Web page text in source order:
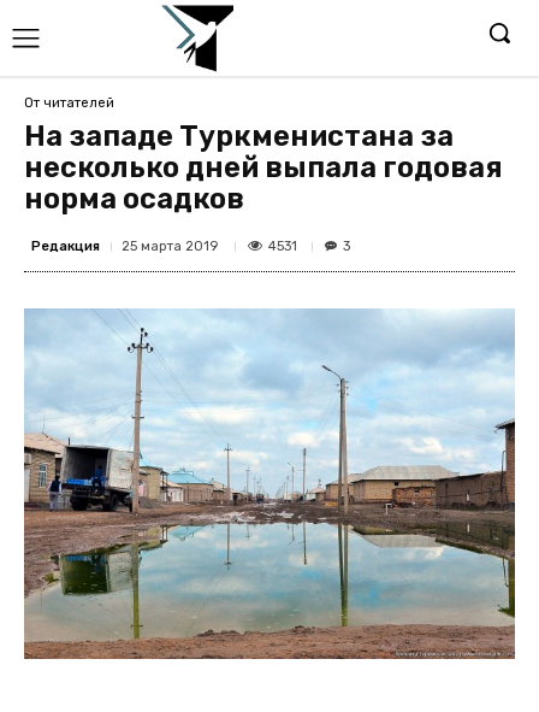
От читателей
На западе Туркменистана за
несколько дней выпала годовая
норма осадков
Редакция 25 марта 2019 4531 3